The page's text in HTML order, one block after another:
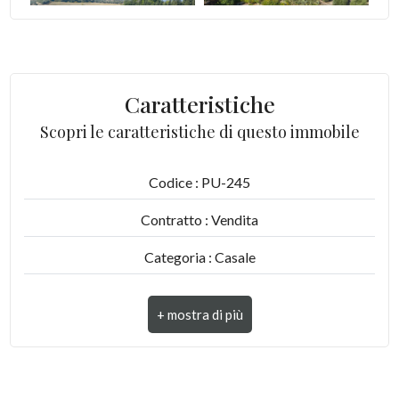
Caratteristiche
Scopri le caratteristiche di questo immobile
Codice : PU-245
Contratto : Vendita
Categoria : Casale
Indirizzo : Contrada Abbadetta
CAP : 63900
Altre